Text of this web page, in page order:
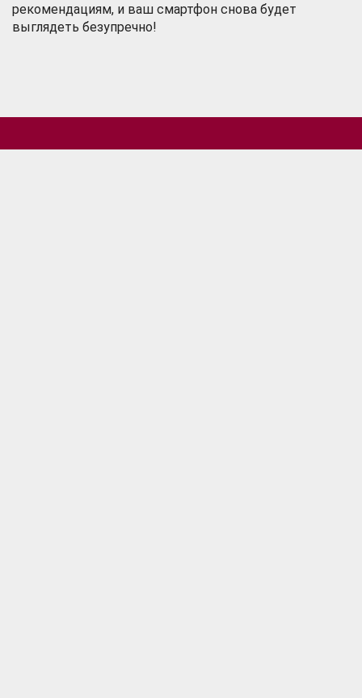
рекомендациям, и ваш смартфон снова будет
выглядеть безупречно!